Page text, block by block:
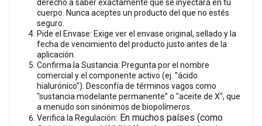
derecho a saber exactamente qué se inyectará en tu
cuerpo. Nunca aceptes un producto del que no estés
seguro.
Pide el Envase: Exige ver el envase original, sellado y la
fecha de vencimiento del producto justo antes de la
aplicación.
Confirma la Sustancia: Pregunta por el nombre
comercial y el componente activo (ej. "ácido
hialurónico"). Desconfía de términos vagos como
"sustancia modelante permanente" o "aceite de X", que
a menudo son sinónimos de biopolímeros.
Verifica la Regulación: En muchos países (como